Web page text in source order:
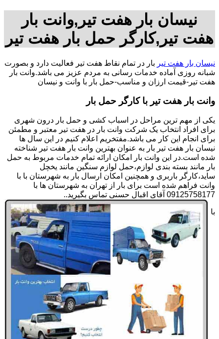
نیسان بار هفت تیر,وانت بار
هفت تیر,کارگر حمل بار هفت تیر
نیسان بار هفت تیر بار در تمام نقاط هفت تیر فعالیت دارد و بصورت
شبانه روزی آماده خدمات رسانی به مردم عزیز می باشد.وانت بار
هفت تیر-قیمت ارزان و مناسب-حمل بار با وانت و نیسان
وانت بار هفت تیر با کارگر حمل بار
یکی از مهم ترین مراحل در اسباب کشی و حمل بار درون شهری
برای افراد انتخاب یک شرکت وانت بار در هفت تیر معتبر و مطمئن
برای انجام این کار می باشد.مفتخریم اعلام کنیم در این سال ها
نیسان بار هفت تیر بار به عنوان بهترین وانت بار هفت تیر شناخته
شده است.در این وانت بار امکان ارائه تمام خدمات مربوط به حمل
بار مانند بسته بندی لوازم،حمل لوازم سنگین مانند یخچل
ساید،کارگر باربری و همچنین امکان ارسال بار به شهرستان با با
وانت فراهم شده است برای بار از تهران به شهرستان ها با
09125758177 آقای اقبال حسنی تماس بگیرید..
با